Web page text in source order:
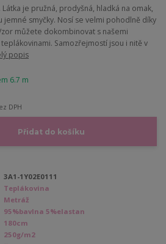
je pružná, prodyšná, hladká na omak,
jemné smyčky. Nosí se velmi pohodlně díky
můžete dokombinovat s našemi
Samozřejmostí jsou i nitě v
popis
6.7 m
DPH
Přidat do košíku
3A1-1Y02E0111
Teplákovina
Metráž
95%bavlna 5%elastan
180cm
250g/m2